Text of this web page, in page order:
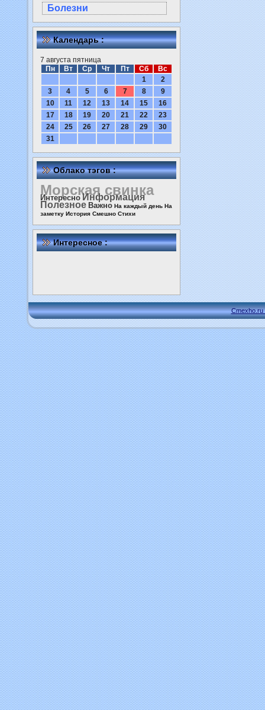
Болезни
Календарь :
7 августа пятница
Пн
Вт Ср Чт Пт Сб
Вс
1
2
3
4 5 6 7 8
9
10
11 12 13 14 15
16
17
18 19 20 21 22
23
24
25 26 27 28 29
30
31
Облаκо тэгов :
Морская свинка
Интересно Информация
Полезное Важно На каждый день На
заметку История Смешно Стихи
Интересное :
Cmexho.ru